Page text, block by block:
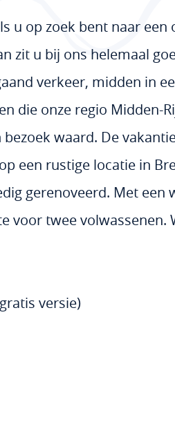
u op zoek bent naar
zit u bij ons helemaal
verkeer, midden in
die onze regio Midden-
waard. De
een rustige locatie in
gerenoveerd. Met een
voor twee
versie)